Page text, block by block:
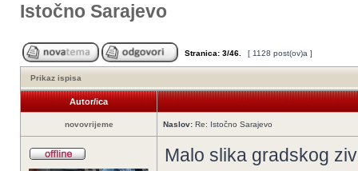
Istočno Sarajevo
Stranica: 3/46 [ 1128 post(ov)a ]
Prikaz ispisa
Autor/ica
novovrijeme Naslov: Re: Istočno Sarajevo
Malo slika gradskog